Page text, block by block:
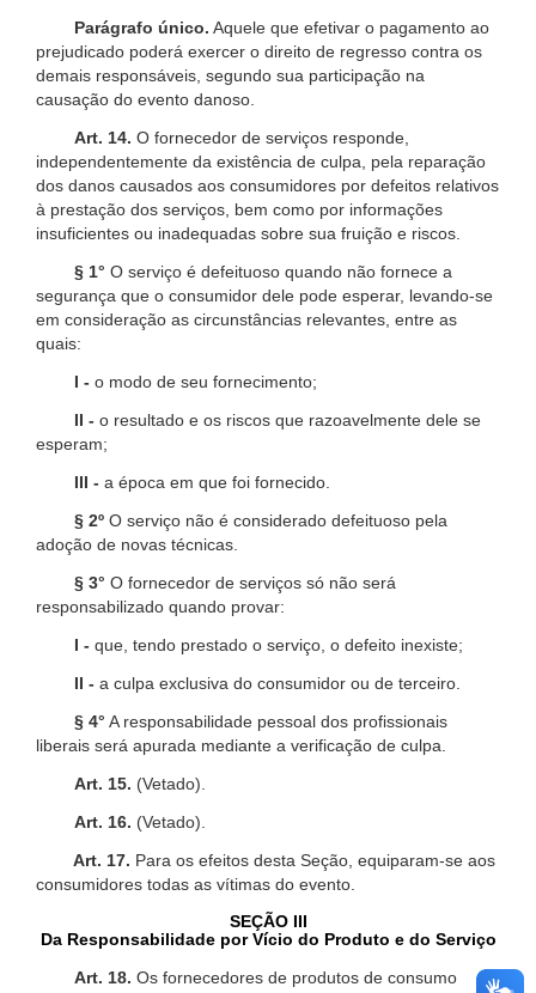
Parágrafo único. Aquele que efetivar o pagamento ao
prejudicado poderá exercer o direito de regresso contra os
demais responsáveis, segundo sua participação na
causação do evento danoso.
Art. 14. O fornecedor de serviços responde,
independentemente da existência de culpa, pela reparação
dos danos causados aos consumidores por defeitos relativos
à prestação dos serviços, bem como por informações
insuficientes ou inadequadas sobre sua fruição e riscos.
§ 1° O serviço é defeituoso quando não fornece a
segurança que o consumidor dele pode esperar, levando-se
em consideração as circunstâncias relevantes, entre as
quais:
I - o modo de seu fornecimento;
II - o resultado e os riscos que razoavelmente dele se
esperam;
III - a época em que foi fornecido.
§ 2º O serviço não é considerado defeituoso pela
adoção de novas técnicas.
§ 3° O fornecedor de serviços só não será
responsabilizado quando provar:
I - que, tendo prestado o serviço, o defeito inexiste;
II - a culpa exclusiva do consumidor ou de terceiro.
§ 4° A responsabilidade pessoal dos profissionais
liberais será apurada mediante a verificação de culpa.
Art. 15. (Vetado).
Art. 16. (Vetado).
Art. 17. Para os efeitos desta Seção, equiparam-se aos
consumidores todas as vítimas do evento.
SEÇÃO III
Da Responsabilidade por Vício do Produto e do Serviço
Art. 18. Os fornecedores de produtos de consumo